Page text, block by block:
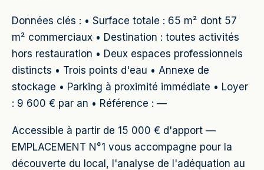
Données clés : • Surface totale : 65 m² dont 57
m² commerciaux • Destination : toutes activités
hors restauration • Deux espaces professionnels
distincts • Trois points d'eau • Annexe de
stockage • Parking à proximité immédiate • Loyer
: 9 600 € par an • Référence : —
Accessible à partir de 15 000 € d'apport —
EMPLACEMENT N°1 vous accompagne pour la
découverte du local, l'analyse de l'adéquation au